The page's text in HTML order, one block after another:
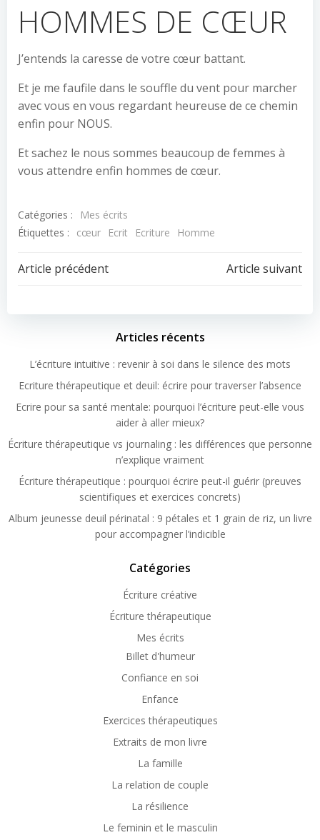
HOMMES DE CŒUR
J’entends la caresse de votre cœur battant.
Et je me faufile dans le souffle du vent pour marcher
avec vous en vous regardant heureuse de ce chemin
enfin pour NOUS.
Et sachez le nous sommes beaucoup de femmes à
vous attendre enfin hommes de cœur.
Catégories :
Mes écrits
Étiquettes :
cœur Ecrit Ecriture Homme
Article précédent Article suivant
Articles récents
L’écriture intuitive : revenir à soi dans le silence des mots
Ecriture thérapeutique et deuil: écrire pour traverser l’absence
Ecrire pour sa santé mentale: pourquoi l’écriture peut-elle vous
aider à aller mieux?
Écriture thérapeutique vs journaling : les différences que personne
n’explique vraiment
Écriture thérapeutique : pourquoi écrire peut-il guérir (preuves
scientifiques et exercices concrets)
Album jeunesse deuil périnatal : 9 pétales et 1 grain de riz, un livre
pour accompagner l’indicible
Catégories
Écriture créative
Écriture thérapeutique
Mes écrits
Billet d'humeur
Confiance en soi
Enfance
Exercices thérapeutiques
Extraits de mon livre
La famille
La relation de couple
La résilience
Le feminin et le masculin